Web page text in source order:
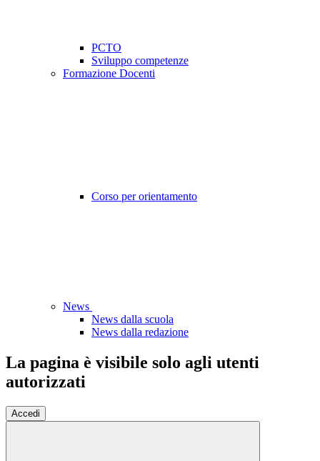
PCTO
Sviluppo competenze
Formazione Docenti
Corso per orientamento
News
News dalla scuola
News dalla redazione
La pagina è visibile solo agli utenti
autorizzati
Accedi